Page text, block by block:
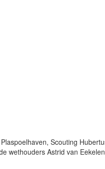
Scouting
wethouders Astrid van